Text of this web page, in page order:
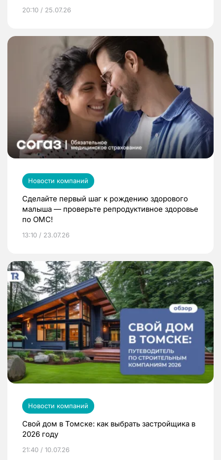
20:10 / 25.07.26
Новости компаний
Сделайте первый шаг к рождению здорового
малыша — проверьте репродуктивное здоровье
по ОМС!
13:10 / 23.07.26
Новости компаний
Свой дом в Томске: как выбрать застройщика в
2026 году
21:40 / 10.07.26